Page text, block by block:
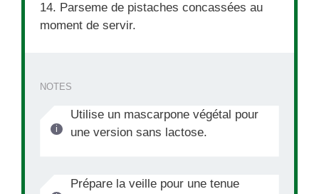
14. Parseme de pistaches concassées au
moment de servir.
NOTES
Utilise un mascarpone végétal pour
une version sans lactose.
Prépare la veille pour une tenue